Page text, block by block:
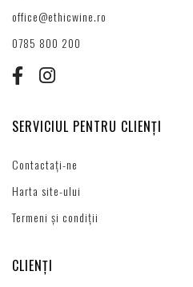
office@ethicwine.ro
0785 800 200
SERVICIUL PENTRU CLIENȚI
Contactați-ne
Harta site-ului
Termeni și condiții
CLIENȚI